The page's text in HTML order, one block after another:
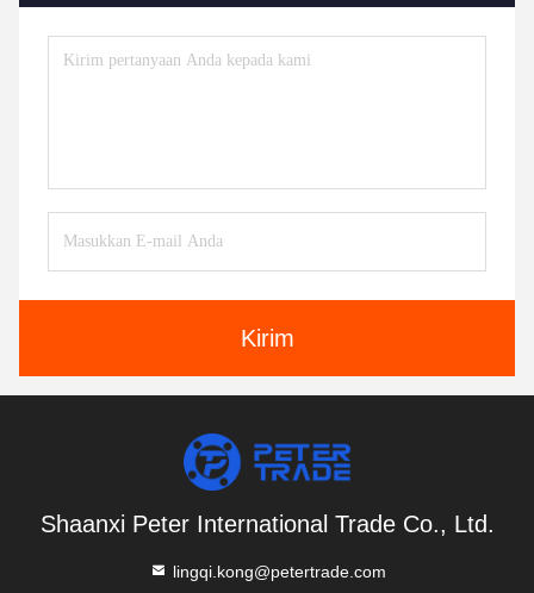
Kirim
Shaanxi Peter International Trade Co., Ltd.
lingqi.kong@petertrade.com